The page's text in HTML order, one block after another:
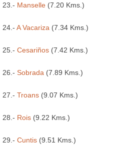
23.- Manselle (7.20 Kms.)
24.- A Vacariza (7.34 Kms.)
25.- Cesariños (7.42 Kms.)
26.- Sobrada (7.89 Kms.)
27.- Troans (9.07 Kms.)
28.- Rois (9.22 Kms.)
29.- Cuntis (9.51 Kms.)